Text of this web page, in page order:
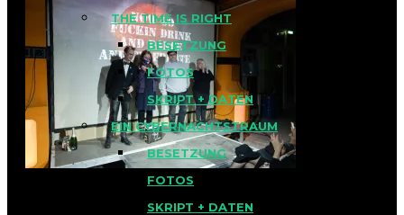
THE TIME IS RIGHT
BESETZUNG
FOTOS
SKRIPT + DATEN
EIN CYBERNACHTSTRAUM
BESETZUNG
FOTOS
SKRIPT + DATEN